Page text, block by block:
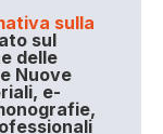
sulla
sul
delle
Nuove
e-